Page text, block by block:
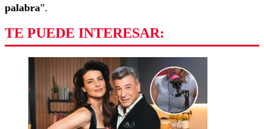
palabra”.
TE PUEDE INTERESAR: